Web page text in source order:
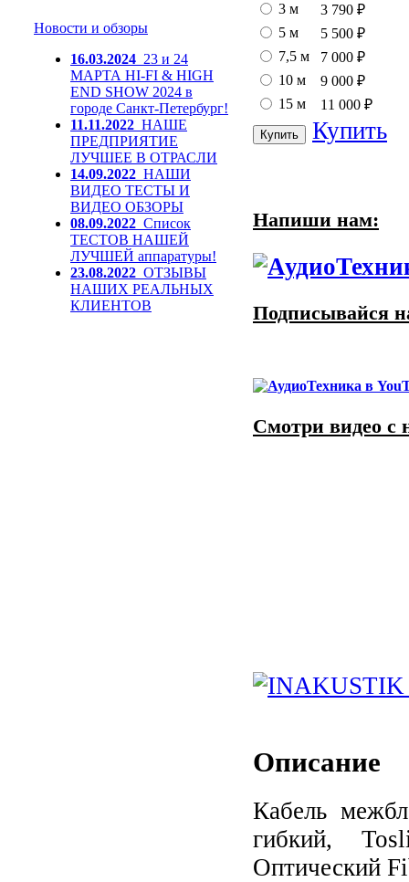
Новости и обзоры
16.03.2024 23 и 24
МАРТА HI-FI & HIGH
END SHOW 2024 в
городе Санкт-Петербург!
11.11.2022 НАШЕ
ПРЕДПРИЯТИЕ
ЛУЧШЕЕ В ОТРАСЛИ
14.09.2022 НАШИ
ВИДЕО ТЕСТЫ И
ВИДЕО ОБЗОРЫ
08.09.2022 Список
ТЕСТОВ НАШЕЙ
ЛУЧШЕЙ аппаратуры!
23.08.2022 ОТЗЫВЫ
НАШИХ РЕАЛЬНЫХ
КЛИЕНТОВ
3 м
3 790 ₽
5 м
5 500 ₽
7,5 м
7 000 ₽
10 м
9 000 ₽
15 м
11 000 ₽
Купить
Напиши нам:
Подписывайся
Смотри видео с
Описание
Кабель
гибкий,
Оптический